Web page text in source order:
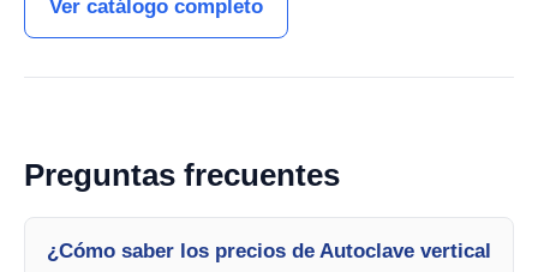
Ver catálogo completo
Preguntas frecuentes
¿Cómo saber los precios de Autoclave vertical